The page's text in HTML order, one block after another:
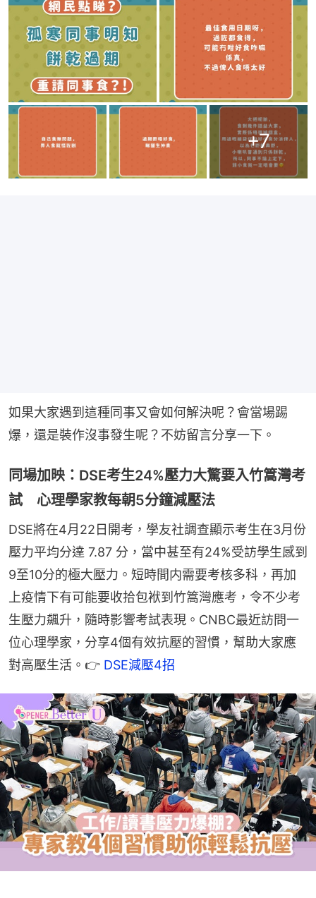
+7
如果大家遇到這種同事又會如何解決呢？會當場踢
爆，還是裝作沒事發生呢？不妨留言分享一下。
同場加映：DSE考生24%壓力大驚要入竹篙灣考
試 心理學家教每朝5分鐘減壓法
DSE將在4月22日開考，學友社調查顯示考生在3月份
壓力平均分達 7.87 分，當中甚至有24%受訪學生感到
9至10分的極大壓力。短時間内需要考核多科，再加
上疫情下有可能要收拾包袱到竹篙灣應考，令不少考
生壓力飆升，隨時影響考試表現。CNBC最近訪問一
位心理學家，分享4個有效抗壓的習慣，幫助大家應
對高壓生活。👉 DSE減壓4招